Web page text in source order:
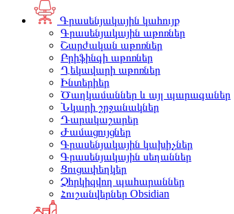
Գրասենյակային կահույք
Գրասենյակային աթոռներ
Շարժական աթոռներ
Բրիֆինգի աթոռներ
Ղեկավարի աթոռներ
Ինտերիեր
Ծաղկամաններ և այլ պարագաներ
Նկարի շրջանակներ
Դարակաշարեր
Ժամացույցներ
Գրասենյակային կախիչներ
Գրասենյակային սեղաններ
Ցուցափեղկեր
Չհրկիզվող պահարաններ
Հուշանվերներ Obsidian